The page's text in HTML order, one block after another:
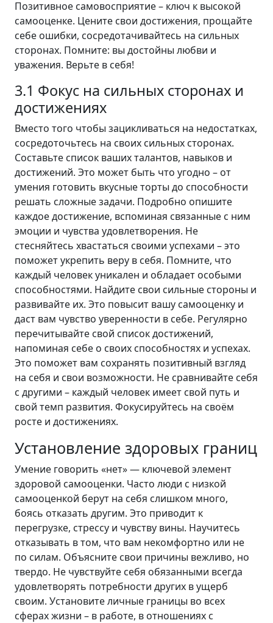
Позитивное самовосприятие – ключ к высокой
самооценке. Цените свои достижения, прощайте
себе ошибки, сосредотачивайтесь на сильных
сторонах. Помните: вы достойны любви и
уважения. Верьте в себя!
3.1 Фокус на сильных сторонах и
достижениях
Вместо того чтобы зацикливаться на недостатках,
сосредоточьтесь на своих сильных сторонах.
Составьте список ваших талантов, навыков и
достижений. Это может быть что угодно – от
умения готовить вкусные торты до способности
решать сложные задачи. Подробно опишите
каждое достижение, вспоминая связанные с ним
эмоции и чувства удовлетворения. Не
стесняйтесь хвастаться своими успехами – это
поможет укрепить веру в себя. Помните, что
каждый человек уникален и обладает особыми
способностями. Найдите свои сильные стороны и
развивайте их. Это повысит вашу самооценку и
даст вам чувство уверенности в себе. Регулярно
перечитывайте свой список достижений,
напоминая себе о своих способностях и успехах.
Это поможет вам сохранять позитивный взгляд
на себя и свои возможности. Не сравнивайте себя
с другими – каждый человек имеет свой путь и
свой темп развития. Фокусируйтесь на своём
росте и достижениях.
Установление здоровых границ
Умение говорить «нет» — ключевой элемент
здоровой самооценки. Часто люди с низкой
самооценкой берут на себя слишком много,
боясь отказать другим. Это приводит к
перегрузке, стрессу и чувству вины. Научитесь
отказывать в том, что вам некомфортно или не
по силам. Объясните свои причины вежливо, но
твердо. Не чувствуйте себя обязанными всегда
удовлетворять потребности других в ущерб
своим. Установите личные границы во всех
сферах жизни – в работе, в отношениях с